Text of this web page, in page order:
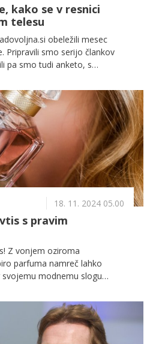
kako se v resnici
telesu
obeležili mesec
Pripravili smo serijo člankov
pa smo tudi anketo, s
počutijo v svojem telesu.
18. 11. 2024 05.00
s pravim
Z vonjem oziroma
parfuma namreč lahko
modnemu slogu
Kako izbrati parfum glede
osebnost obdarovanke,